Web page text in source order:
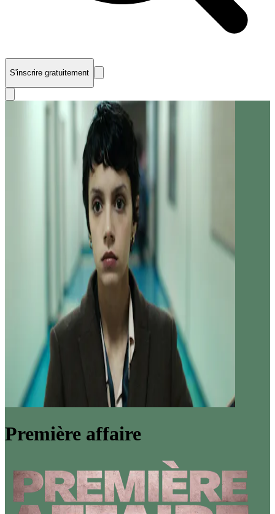
S'inscrire gratuitement
Première affaire